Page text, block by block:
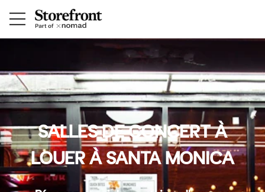
SALLES DE CONCERT À
LOUER À SANTA MONICA